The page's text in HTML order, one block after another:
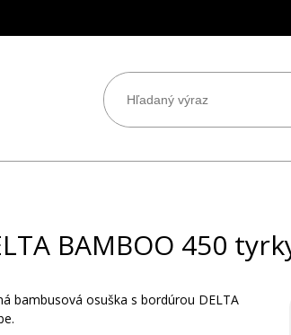
BAMBOO 450
bambusová osuška s bordúrou DELTA